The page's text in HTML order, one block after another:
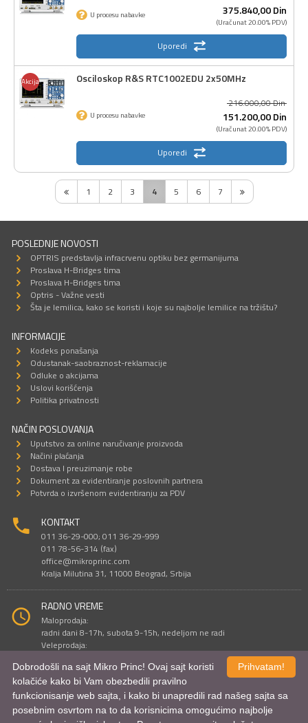
375.840,00Din
(Uračunat 20.00% PDV)
U procesu nabavke
Uporedi
Akcija Osciloskop R&S RTC1002EDU 2x50MHz
216.000,00Din
151.200,00Din
(Uračunat 20.00% PDV)
U procesu nabavke
Uporedi
1 2 3 4 5 6 7
POSLEDNJE NOVOSTI
OPTRIS predstavlja infracrvenu optiku bez germanijuma
Proslava H-Bridges tima
Proslava H-Bridges tima
Optris - Važne vesti
Šta je lemilica, kako se koristi i koje su najbolje lemilice na tržištu?
INFORMACIJE
Kodeks ponašanja
Odustanak-saobraznost-reklamacije
Odluke o akcijama
Uslovi korišćenja
Politika privatnosti
NAČIN POSLOVANJA
Uputstvo za online naručivanje proizvoda
Načini plaćanja
Dostava I preuzimanje robe
Dokument za evidentiranje poslovnih partnera
Potvrda o izvršenom evidentiranju za PDV
KONTAKT
011 36-29-000; 011 36-29-999
011 78-56-314 (fax)
office@mikroprinc.com
Kralja Milutina 31, 11000 Beograd, Srbija
RADNO VREME
Maloprodaja:
radni dani 8-17h, subota 9-15h, nedeljom ne radi
Veleprodaja:
Sve cene su iskazane u dinarima. PDV je uračunat u cenu.
© Mikro Princ 1999 - 2026. Sva prava su zadržana.
Prihvatam!
Dobrodošli na sajt Mikro Princ! Ovaj sajt koristi
kolačiće kako bi Vam obezbedili pravilno
funkcionisanje web sajta, i kako bi unapredili rad našeg sajta sa
posebnim osvrtom na to da korisnicima omogućimo najbolje